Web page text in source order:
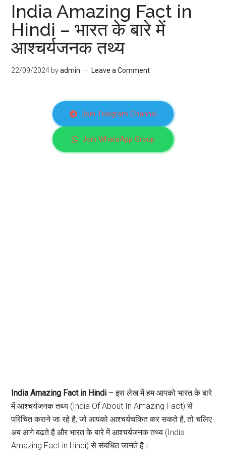
India Amazing Fact in
Hindi – भारत के बारे में
आश्चर्यजनक तथ्य
22/09/2024 byadmin Leave a Comment
Join Telegram Channel
Join WhatsApp Group
India Amazing Fact in Hindi – इस लेख में हम आपको भारत के बारे
में आश्चर्यजनक तथ्य (India Of About In Amazing Fact) से
परिचित कराने जा रहे है, जो आपको आश्चर्यचकित कर सकते है, तो चलिए
अब आगे बढ़ते है और भारत के बारे में आश्चर्यजनक तथ्य (India
Amazing Fact in Hindi) से संबंधित जानते है।